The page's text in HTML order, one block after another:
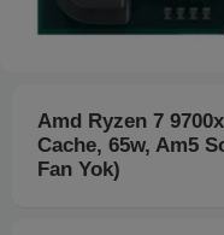
Amd Ryzen 7
Cache, 65w, Am5
Fan Yok)